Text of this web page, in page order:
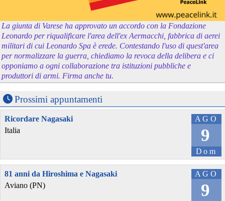
La giunta di Varese ha approvato un accordo con la Fondazione
Leonardo per riqualificare l'area dell'ex Aermacchi, fabbrica di aerei
militari di cui Leonardo Spa è erede. Contestando l'uso di quest'area
per normalizzare la guerra, chiediamo la revoca della delibera e ci
opponiamo a ogni collaborazione tra istituzioni pubbliche e
produttori di armi. Firma anche tu.
Prossimi appuntamenti
AGO
9
Dom
Ricordare Nagasaki
Italia
AGO
9
81 anni da Hiroshima e Nagasaki
Aviano (PN)